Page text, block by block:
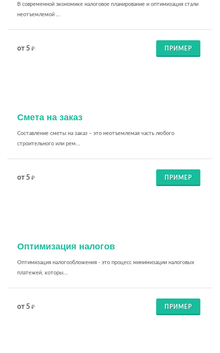
В современной экономике налоговое планирование и оптимизация стали
неотъемлемой ...
от 5 ₽ ПРИМЕР
Смета на заказ
Составление сметы на заказ – это неотъемлемая часть любого
строительного или рем...
от 5 ₽ ПРИМЕР
Оптимизация налогов
Оптимизация налогообложения - это процесс минимизации налоговых
платежей, которы...
от 5 ₽ ПРИМЕР